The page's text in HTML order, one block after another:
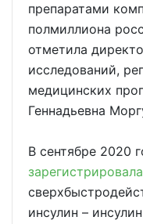
препаратами
полмиллиона
отметила
исследований,
медицинских
Геннадьевна
В сентябре 2020
инсулин –